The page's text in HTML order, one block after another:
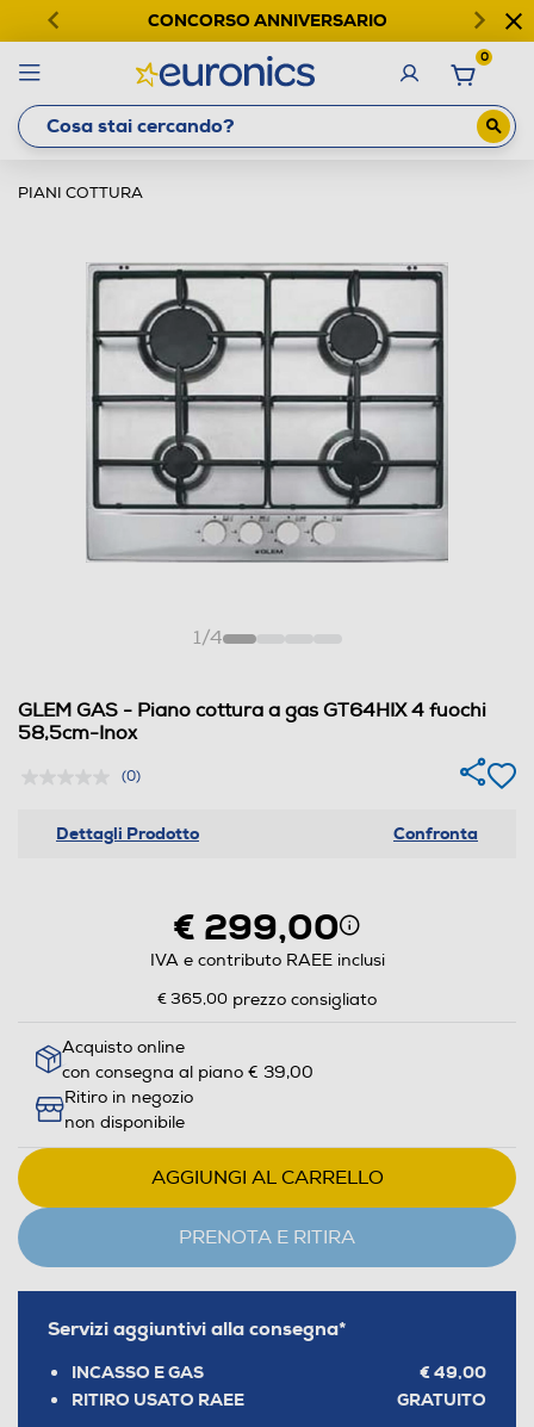
CONCORSO ANNIVERSARIO
0
PIANI COTTURA
1/4
GLEM GAS - Piano cottura a gas GT64HIX 4 fuochi
58,5cm-Inox
(0)
Dettagli Prodotto Confronta
€ 299,00
IVA e contributo RAEE inclusi
€ 365,00 prezzo consigliato
Acquisto online
con consegna al piano € 39,00
Ritiro in negozio
non disponibile
AGGIUNGI AL CARRELLO
PRENOTA E RITIRA
Servizi aggiuntivi alla consegna*
INCASSO E GAS
€ 49,00
RITIRO USATO RAEE
GRATUITO